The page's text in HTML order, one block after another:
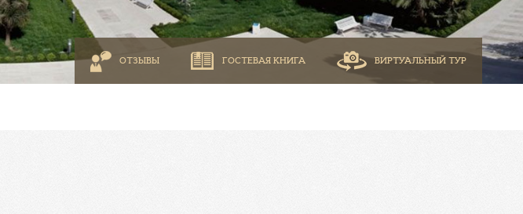
ОТЗЫВЫ ГОСТЕВАЯ КНИГА ВИРТУАЛЬНЫЙ ТУР